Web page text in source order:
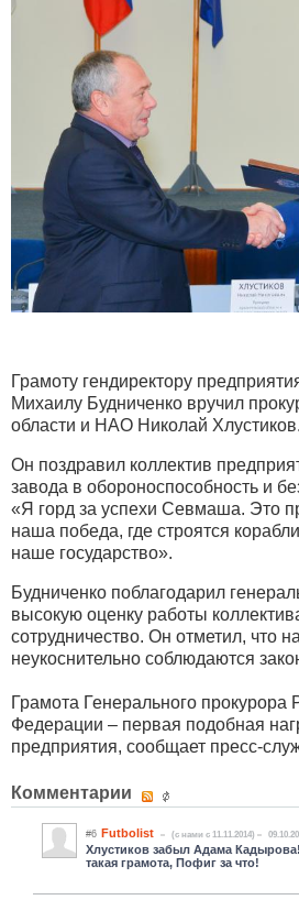
Грамоту гендиректору
Михаилу Будниченко вручил
области и НАО Николай Хлустиков.
Он поздравил коллектив
завода в обороноспособность и
«Я горд за успехи Севмаша. Это
наша победа, где строятся
наше государство».
Будниченко поблагодарил
высокую оценку работы
сотрудничество. Он отметил, что
неукоснительно соблюдаются
Грамота Генерального прокурора
Федерации – первая подобная
предприятия, сообщает пресс-
Комментарии
#6 Futbolist (c нами с 11.11.2014)
Хлустиков забыл Адама
такая грамота, Пофиг за что!